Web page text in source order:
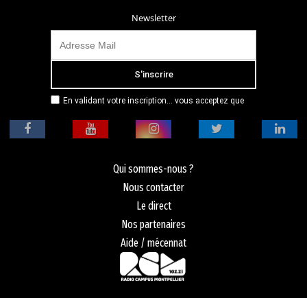
Newsletter
En validant votre inscription... vous acceptez que
adresse email dans le but de vous envoyer
mensuellement sa lettre d’informations. Pour plus
politique de confidentialité.
Qui sommes-nous ?
Nous contacter
Le direct
Nos partenaires
Aide / mécennat